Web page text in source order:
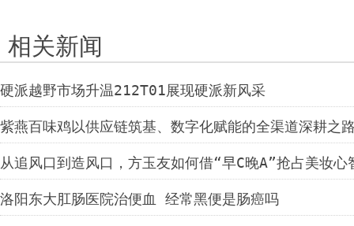
相关新闻
硬派越野市场升温212T01展现硬派新风采
紫燕百味鸡以供应链筑基、数字化赋能的全渠道深耕之
从追风口到造风口，方玉友如何借“早C晚A”抢占美妆心
洛阳东大肛肠医院治便血 经常黑便是肠癌吗